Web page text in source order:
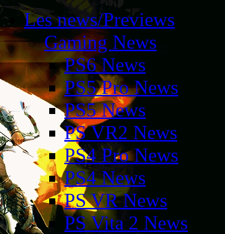
Les news/Previews
Gaming News
PS6 News
PS5 Pro News
PS5 News
PS VR2 News
PS4 Pro News
PS4 News
PS VR News
PS Vita 2 News